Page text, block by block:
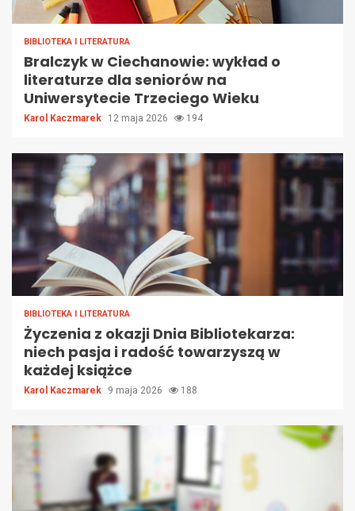
BIBLIOTEKA I LITERATURA
Bralczyk w Ciechanowie: wykład o
literaturze dla seniorów na
Uniwersytecie Trzeciego Wieku
Karol Kaczmarek 12 maja 2026 194
BIBLIOTEKA I LITERATURA
Życzenia z okazji Dnia Bibliotekarza:
niech pasja i radość towarzyszą w
każdej książce
Karol Kaczmarek 9 maja 2026 188